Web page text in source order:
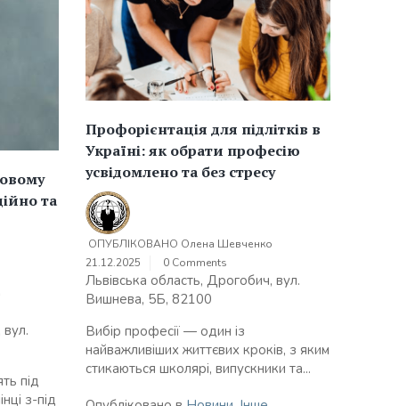
та
під
з-під
Профорієнтація для підлітків в
Україні: як обрати професію
усвідомлено та без стресу
ОПУБЛІКОВАНО Олена Шевченко
21.12.2025
0 Comments
Львівська область, Дрогобич, вул.
Вишнева, 5Б, 82100
Вибір професії — один із
найважливіших життєвих кроків, з яким
стикаються школярі, випускники та...